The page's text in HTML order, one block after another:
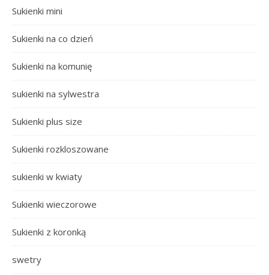
Sukienki mini
Sukienki na co dzień
Sukienki na komunię
sukienki na sylwestra
Sukienki plus size
Sukienki rozkloszowane
sukienki w kwiaty
Sukienki wieczorowe
Sukienki z koronką
swetry